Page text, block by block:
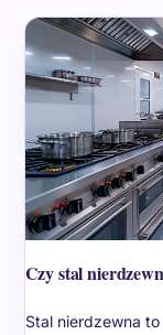
Czy stal
Stal nierdzewna